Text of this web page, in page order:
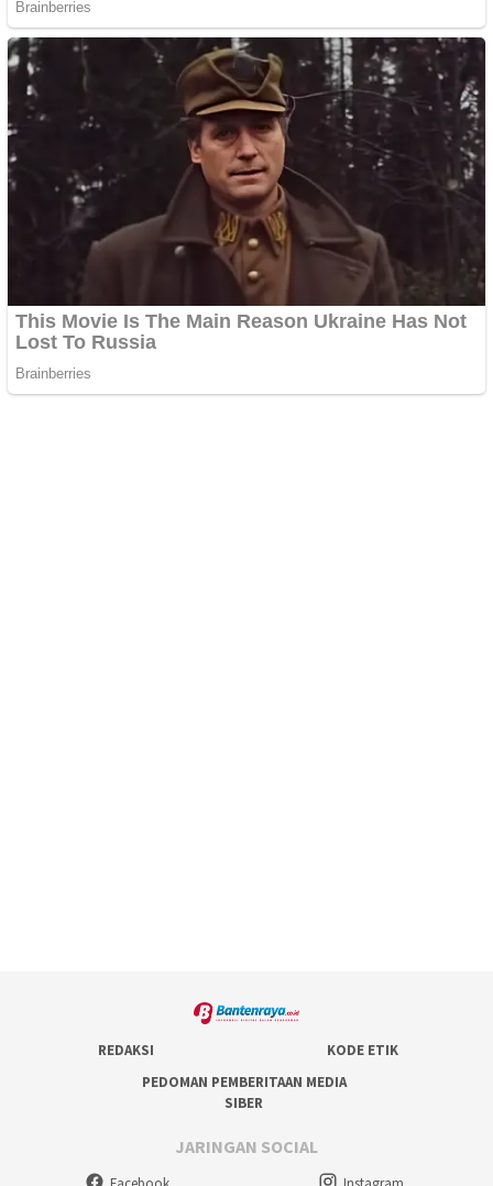
REDAKSI
KODE ETIK
PEDOMAN PEMBERITAAN MEDIA
SIBER
JARINGAN SOCIAL